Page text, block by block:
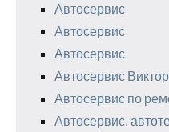
Автосервис
Автосервис
Автосервис
Автосервис
Автосервис по
Автосервис,